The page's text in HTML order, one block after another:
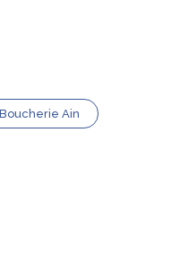
Boucherie Ain